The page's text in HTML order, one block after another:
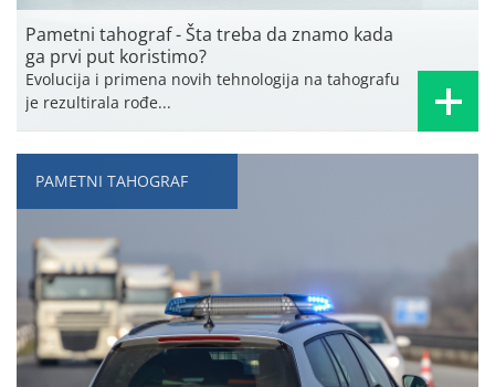
Pametni tahograf - Šta treba da znamo kada
ga prvi put koristimo?
Evolucija i primena novih tehnologija na tahografu
je rezultirala rođe...
PAMETNI TAHOGRAF